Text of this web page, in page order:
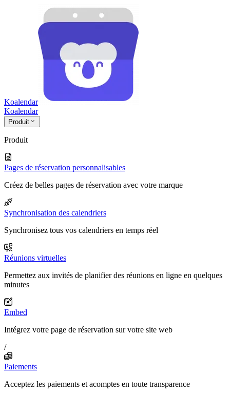
Koalendar
Koalendar
Produit
Produit
Pages de réservation personnalisables
Créez de belles pages de réservation avec votre marque
Synchronisation des calendriers
Synchronisez tous vos calendriers en temps réel
Réunions virtuelles
Permettez aux invités de planifier des réunions en ligne en quelques
minutes
Embed
Intégrez votre page de réservation sur votre site web
/
Paiements
Acceptez les paiements et acomptes en toute transparence